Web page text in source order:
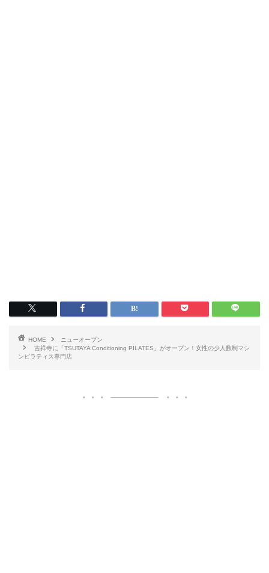
HOME
ニューオープン
吉祥寺に「TSUTAYA Conditioning PILATES」がオープン！女性の少人数制マシ
ンピラティス専門店